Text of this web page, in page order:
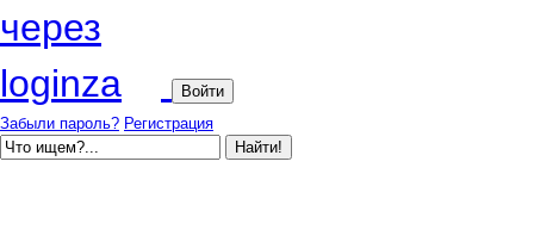
Забыли пароль? Регистрация